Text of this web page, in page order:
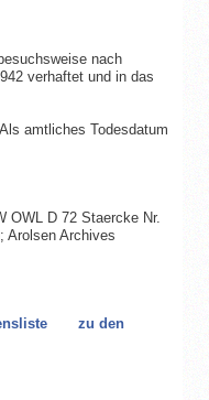
nach
verhaftet und in das
amtliches Todesdatum
OWL D 72 Staercke Nr.
Arolsen Archives
zu den